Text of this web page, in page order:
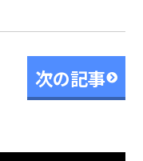
次の記事